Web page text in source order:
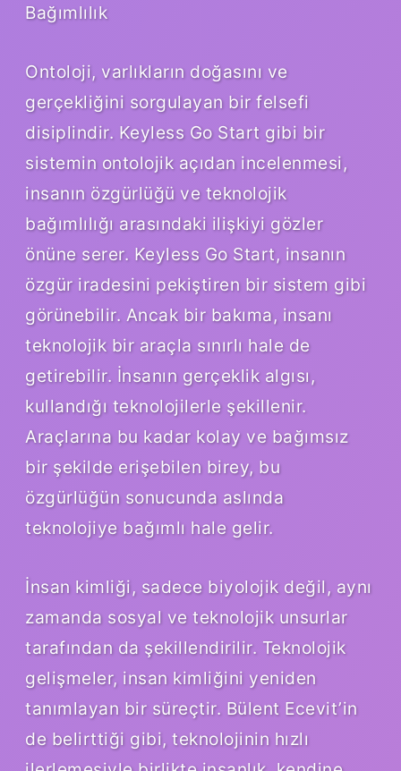
Bağımlılık
Ontoloji, varlıkların doğasını ve
gerçekliğini sorgulayan bir felsefi
disiplindir. Keyless Go Start gibi bir
sistemin ontolojik açıdan incelenmesi,
insanın özgürlüğü ve teknolojik
bağımlılığı arasındaki ilişkiyi gözler
önüne serer. Keyless Go Start, insanın
özgür iradesini pekiştiren bir sistem gibi
görünebilir. Ancak bir bakıma, insanı
teknolojik bir araçla sınırlı hale de
getirebilir. İnsanın gerçeklik algısı,
kullandığı teknolojilerle şekillenir.
Araçlarına bu kadar kolay ve bağımsız
bir şekilde erişebilen birey, bu
özgürlüğün sonucunda aslında
teknolojiye bağımlı hale gelir.
İnsan kimliği, sadece biyolojik değil, aynı
zamanda sosyal ve teknolojik unsurlar
tarafından da şekillendirilir. Teknolojik
gelişmeler, insan kimliğini yeniden
tanımlayan bir süreçtir. Bülent Ecevit’in
de belirttiği gibi, teknolojinin hızlı